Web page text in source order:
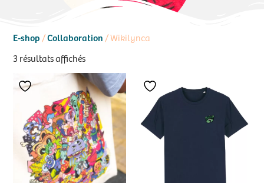
E-shop /Collaboration / Wikilynca
3 résultats affichés